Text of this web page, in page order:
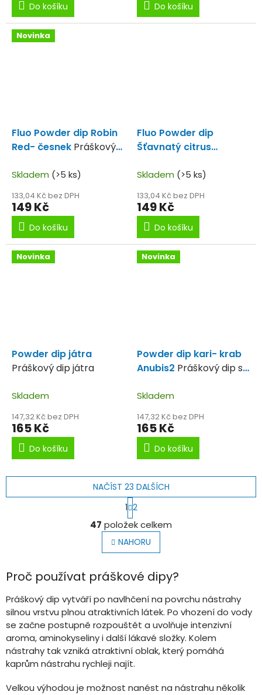
Do košíku Do košíku
Novinka
Fluo Powder dip Robin
Red- česnek Práškový
Skladem (>5 ks)
133,04 Kč bez DPH
149 Kč
Do košíku
Fluo Powder dip
Šťavnatý citrus
česnek
Skladem (>5 ks)
133,04 Kč bez DPH
149 Kč
Do košíku
Novinka
Powder dip játra
Práškový dip játra
Skladem
147,32 Kč bez DPH
165 Kč
Do košíku
Novinka
Powder dip kari- krab
Anubis2 Práškový dip s
nádechem kraba.
Skladem
147,32 Kč bez DPH
165 Kč
Do košíku
O
v
l
á
a
í
p
r
v
k
y
v
p
NAČÍST 23 DALŠÍCH
S
t
r
á
n
k
v
á
í
1 2
47 položek celkem
NAHORU
Proč používat práškové dipy?
Práškový dip vytváří po navlhčení na povrchu nástrahy
silnou vrstvu plnou atraktivních látek. Po vhození do vody
se začne postupně rozpouštět a uvolňuje intenzivní
aroma, aminokyseliny i další lákavé složky. Kolem
nástrahy tak vzniká atraktivní oblak, který pomáhá
kaprům nástrahu rychleji najít.
Velkou výhodou je možnost nanést na nástrahu několik